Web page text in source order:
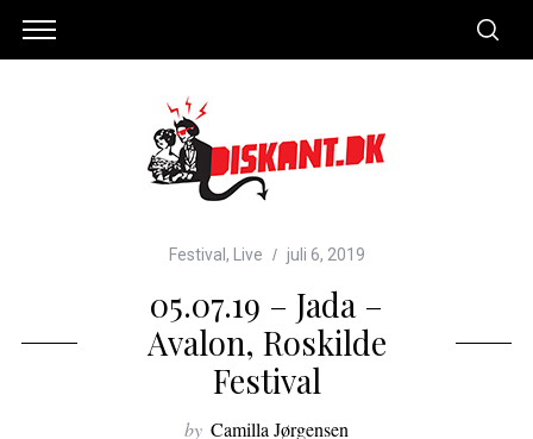
Festival , Live juli 6, 2019
05.07.19 – Jada –
Avalon, Roskilde
Festival
by Camilla Jørgensen